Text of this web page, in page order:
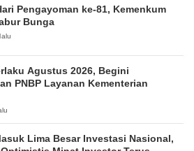
Pengayoman ke-81, Kemenkum
Bunga
Agustus 2026, Begini
PNBP Layanan Kementerian
Lima Besar Investasi Nasional,